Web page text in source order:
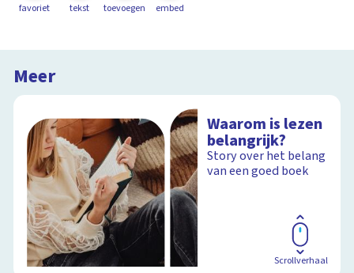
favoriet tekst toevoegen embed
Meer
Waarom is lezen
belangrijk?
Story over het belang
van een goed boek
Scrollverhaal